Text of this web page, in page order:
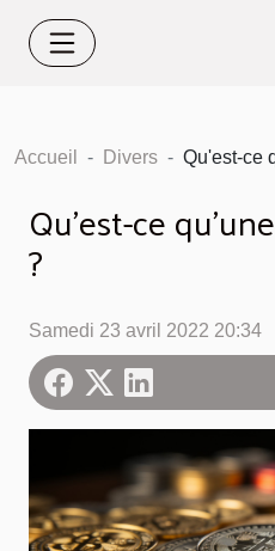
Accueil Divers Qu'est-ce
Qu'est-ce
?
Samedi 23 avril 2022 20:34